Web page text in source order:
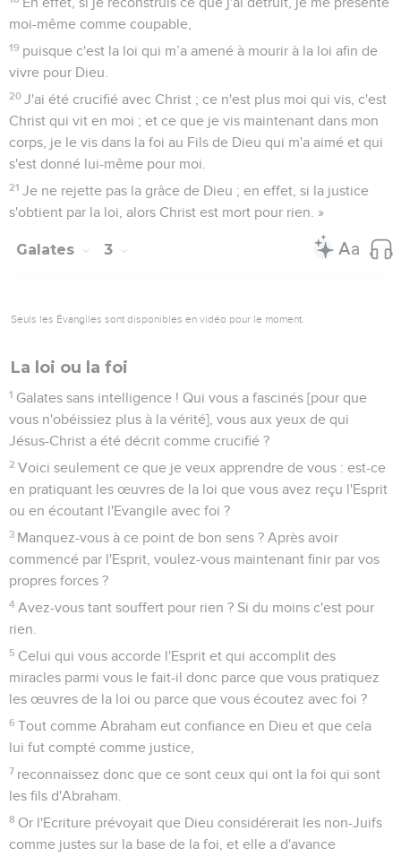
moi-même comme coupable,
19 puisque c'est la loi qui m’a amené à mourir à la loi afin de
vivre pour Dieu.
20 J'ai été crucifié avec Christ ; ce n'est plus moi qui vis, c'est
Christ qui vit en moi ; et ce que je vis maintenant dans mon
corps, je le vis dans la foi au Fils de Dieu qui m'a aimé et qui
s'est donné lui-même pour moi.
21 Je ne rejette pas la grâce de Dieu ; en effet, si la justice
s'obtient par la loi, alors Christ est mort pour rien. »
Galates 3
Seuls les Évangiles sont disponibles en vidéo pour le moment.
La loi ou la foi
1 Galates sans intelligence ! Qui vous a fascinés [pour que
vous n'obéissiez plus à la vérité], vous aux yeux de qui
Jésus-Christ a été décrit comme crucifié ?
2 Voici seulement ce que je veux apprendre de vous : est-ce
en pratiquant les œuvres de la loi que vous avez reçu l'Esprit
ou en écoutant l'Evangile avec foi ?
3 Manquez-vous à ce point de bon sens ? Après avoir
commencé par l'Esprit, voulez-vous maintenant finir par vos
propres forces ?
4 Avez-vous tant souffert pour rien ? Si du moins c'est pour
rien.
5 Celui qui vous accorde l'Esprit et qui accomplit des
miracles parmi vous le fait-il donc parce que vous pratiquez
les œuvres de la loi ou parce que vous écoutez avec foi ?
6 Tout comme Abraham eut confiance en Dieu et que cela
lui fut compté comme justice,
7 reconnaissez donc que ce sont ceux qui ont la foi qui sont
les fils d'Abraham.
8 Or l'Ecriture prévoyait que Dieu considérerait les non-Juifs
comme justes sur la base de la foi, et elle a d'avance